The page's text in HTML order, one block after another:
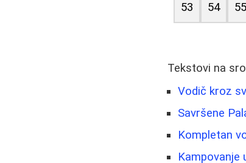
53 54 55
Tekstovi na
Vodič kroz
Savršene
Kompletan
Kampovanje